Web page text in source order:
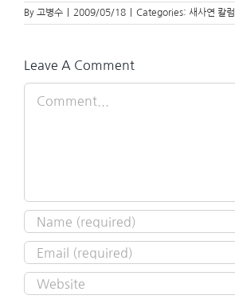
By 고병수 2009/05/18 Categories: 새사연 칼럼
Leave A Comment